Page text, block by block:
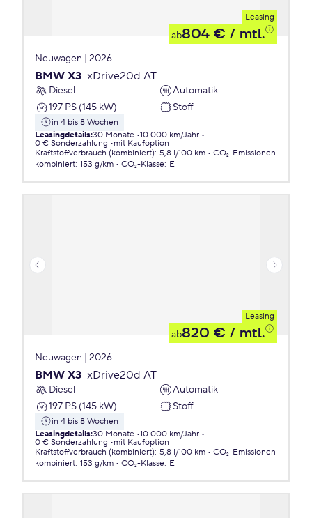
Leasing
ab804 € / mtl.
Neuwagen | 2026
BMW X3 xDrive20d AT
Diesel
Automatik
197 PS (145 kW)
Stoff
in 4 bis 8 Wochen
Leasingdetails:30 Monate 10.000 km/Jahr
0 € Sonderzahlung
mit Kaufoption
Kraftstoffverbrauch (kombiniert): 5,8 l/100 km
CO₂-Emissionen
kombiniert: 153 g/km CO₂-Klasse: E
Leasing
ab820 € / mtl.
Neuwagen | 2026
BMW X3 xDrive20d AT
Diesel
Automatik
197 PS (145 kW)
Stoff
in 4 bis 8 Wochen
Leasingdetails:30 Monate 10.000 km/Jahr
0 € Sonderzahlung
mit Kaufoption
Kraftstoffverbrauch (kombiniert): 5,8 l/100 km
CO₂-Emissionen
kombiniert: 153 g/km CO₂-Klasse: E